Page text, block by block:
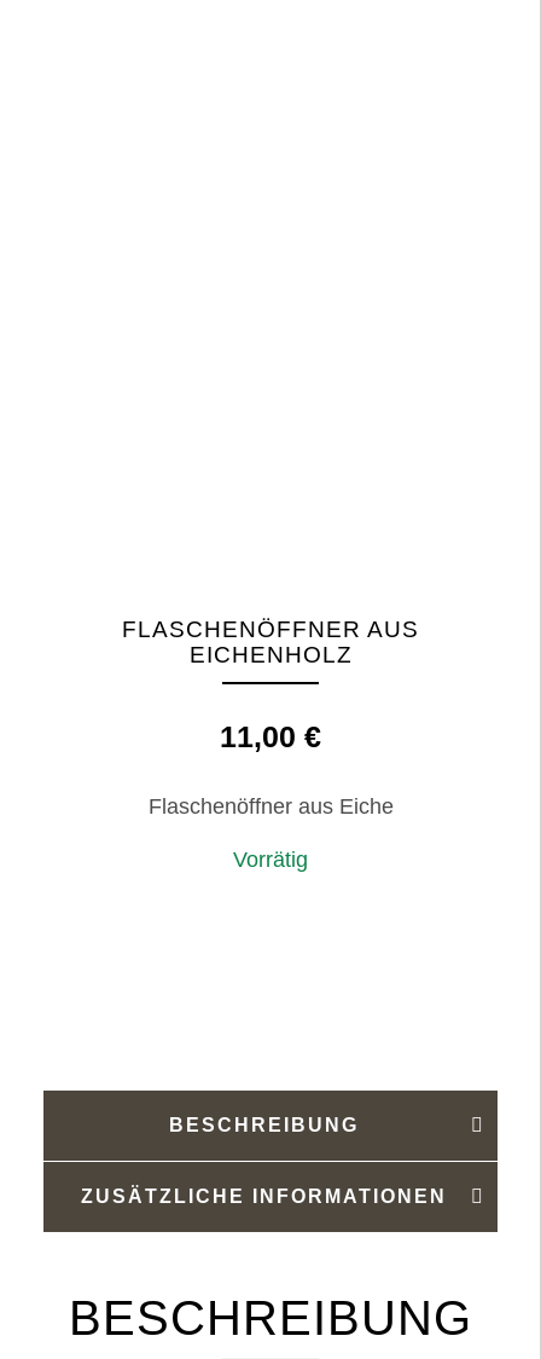
FLASCHENÖFFNER AUS
EICHENHOLZ
11,00 €
Flaschenöffner aus Eiche
Vorrätig
BESCHREIBUNG
ZUSÄTZLICHE INFORMATIONEN
BESCHREIBUNG